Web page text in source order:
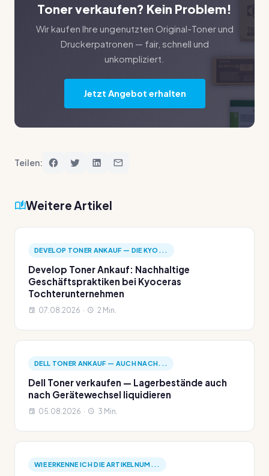
Toner verkaufen? Kein Problem!
Wir kaufen Ihre ungenutzten Original-Toner und
Druckerpatronen — fair, schnell und
unkompliziert.
Jetzt Angebot erhalten
Teilen:
Weitere Artikel
DEVELOP TONER ANKAUF — DIE KYO...
Develop Toner Ankauf: Nachhaltige
Geschäftspraktiken bei Kyoceras
Tochterunternehmen
07.08.2026 · 2 Min.
DELL TONER ANKAUF — AUCH NACH...
Dell Toner verkaufen — Lagerbestände auch
nach Gerätewechsel liquidieren
05.08.2026 · 3 Min.
WIE ERKENNE ICH DIE ARTIKELNUM...